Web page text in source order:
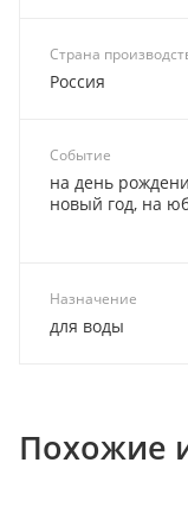
Страна
Россия
Событие
на день
новый год, на
Назначение
для воды
Похожие